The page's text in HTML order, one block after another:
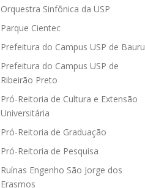
Orquestra Sinfônica da USP
Parque Cientec
Prefeitura do Campus USP de Bauru
Prefeitura do Campus USP de
Ribeirão Preto
Pró-Reitoria de Cultura e Extensão
Universitária
Pró-Reitoria de Graduação
Pró-Reitoria de Pesquisa
Ruínas Engenho São Jorge dos
Erasmos